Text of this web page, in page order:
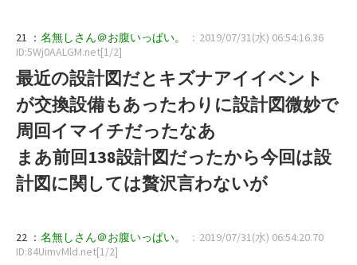
21 ： 名無しさん＠お腹いっぱい。
：2019/07/31(水) 06:54:16.36
ID:5Wj0AALGM.net[1/2]
最近の設計図だとキズナアイイベント
が交換設備もあったわりに設計図微妙で
周回イマイチだったなあ
まあ前回138設計図だったから今回は設
計図に関しては贅沢言わないが
22 ： 名無しさん＠お腹いっぱい。
：2019/07/31(水) 06:54:20.70
ID:84UimvMld.net[1/2]